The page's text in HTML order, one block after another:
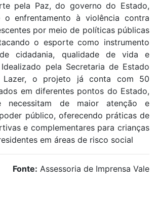
pela Paz, do governo do Estado,
enfrentamento à violência contra
por meio de políticas públicas
o esporte como instrumento
cidadania, qualidade de vida e
pela Secretaria de Estado
Lazer, o projeto já conta com 50
em diferentes pontos do Estado,
necessitam de maior atenção e
público, oferecendo práticas de
e complementares para crianças
em áreas de risco social
Fonte: Assessoria de Imprensa Vale